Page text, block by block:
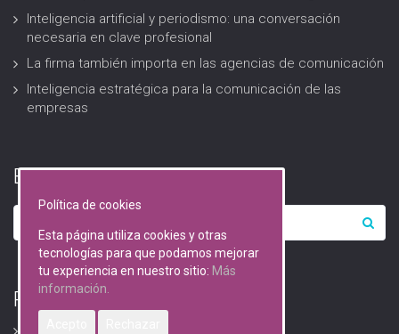
Inteligencia artificial y periodismo: una conversación
necesaria en clave profesional
La firma también importa en las agencias de comunicación
Inteligencia estratégica para la comunicación de las
empresas
Buscar…
RGPD (Protección de datos)
Política de cookies
Esta página utiliza cookies y otras
tecnologías para que podamos mejorar
tu experiencia en nuestro sitio: Más
información.